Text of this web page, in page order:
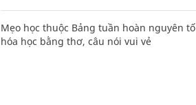
Mẹo học thuộc Bảng tuần hoàn nguyên tố
hóa học bằng thơ, câu nói vui vẻ